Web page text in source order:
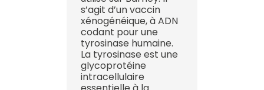
s’agit d’un vaccin
xénogénéique, à ADN
codant pour une
tyrosinase humaine.
La tyrosinase est une
glycoprotéine
intracellulaire